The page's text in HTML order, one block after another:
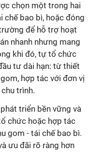
chọn một trong hai
bao bì, hoặc đóng
để hỗ trợ hoạt
nhanh nhưng mang
khi đó, tự tổ chức
tư dài hạn: từ thiết
hợp tác với đơn vị
trình.
triển bền vững và
chức hoặc hợp tác
gom - tái chế bao bì.
ưu đãi rõ ràng hơn